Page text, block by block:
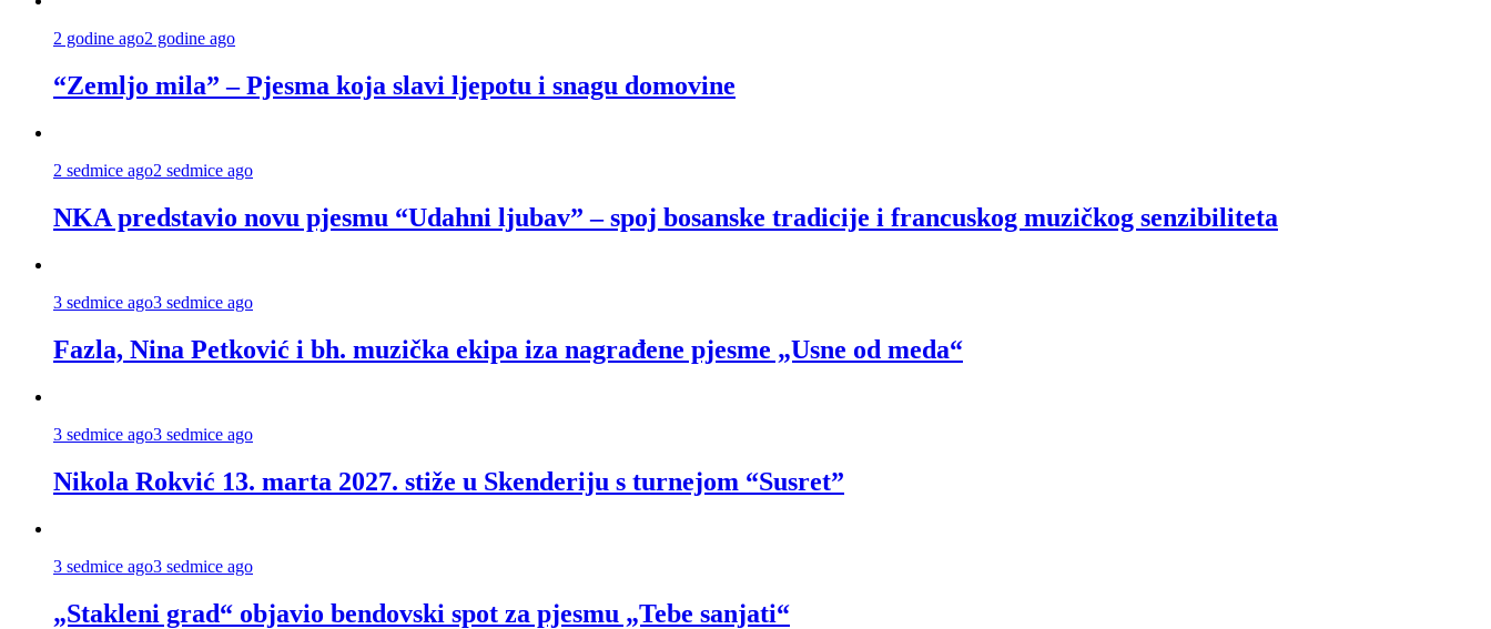
2 godine ago2 godine ago
“Zemljo mila” – Pjesma koja slavi ljepotu i snagu domovine
2 sedmice ago2 sedmice ago
NKA predstavio novu pjesmu “Udahni ljubav” – spoj bosanske tradicije i francuskog muzičkog senzibiliteta
3 sedmice ago3 sedmice ago
Fazla, Nina Petković i bh. muzička ekipa iza nagrađene pjesme „Usne od meda“
3 sedmice ago3 sedmice ago
Nikola Rokvić 13. marta 2027. stiže u Skenderiju s turnejom “Susret”
3 sedmice ago3 sedmice ago
„Stakleni grad“ objavio bendovski spot za pjesmu „Tebe sanjati“